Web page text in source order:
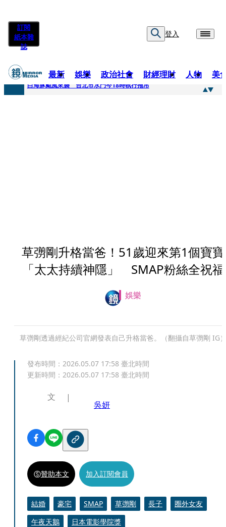
訂閱
紙本雜
誌
登入
最新 娛樂 政治社會 財經理財 人物 美
快訊
白海豚颱風來襲 台北市水門今18時執行拖吊
草彅剛升格當爸！51歲迎來第1個寶寶
「太太持續神隱」 SMAP粉絲全祝福
娛樂
草彅剛透過經紀公司官網發表自己升格當爸。（翻攝自草彅剛 IG
發布時間： 2026.05.07 17:58 臺北時間
更新時間： 2026.05.07 17:58 臺北時間
文
吳妍
贊助本文 加入訂閱會員
結婚 豪宅 SMAP 草彅剛 長子
圈外女友
午夜天鵝
日本電影學院獎